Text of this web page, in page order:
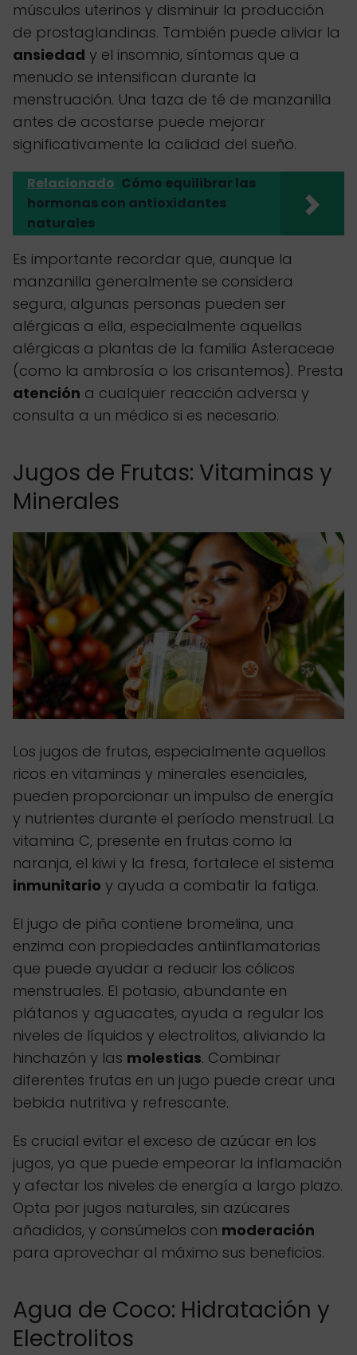
músculos uterinos y disminuir la producción
de prostaglandinas. También puede aliviar la
ansiedad y el insomnio, síntomas que a
menudo se intensifican durante la
menstruación. Una taza de té de manzanilla
antes de acostarse puede mejorar
significativamente la calidad del sueño.
Relacionado Cómo equilibrar las
hormonas con antioxidantes
naturales
Es importante recordar que, aunque la
manzanilla generalmente se considera
segura, algunas personas pueden ser
alérgicas a ella, especialmente aquellas
alérgicas a plantas de la familia Asteraceae
(como la ambrosía o los crisantemos). Presta
atención a cualquier reacción adversa y
consulta a un médico si es necesario.
Jugos de Frutas: Vitaminas y
Minerales
Los jugos de frutas, especialmente aquellos
ricos en vitaminas y minerales esenciales,
pueden proporcionar un impulso de energía
y nutrientes durante el período menstrual. La
vitamina C, presente en frutas como la
naranja, el kiwi y la fresa, fortalece el sistema
inmunitario y ayuda a combatir la fatiga.
El jugo de piña contiene bromelina, una
enzima con propiedades antiinflamatorias
que puede ayudar a reducir los cólicos
menstruales. El potasio, abundante en
plátanos y aguacates, ayuda a regular los
niveles de líquidos y electrolitos, aliviando la
hinchazón y las molestias. Combinar
diferentes frutas en un jugo puede crear una
bebida nutritiva y refrescante.
Es crucial evitar el exceso de azúcar en los
jugos, ya que puede empeorar la inflamación
y afectar los niveles de energía a largo plazo.
Opta por jugos naturales, sin azúcares
añadidos, y consúmelos con moderación
para aprovechar al máximo sus beneficios.
Agua de Coco: Hidratación y
Electrolitos